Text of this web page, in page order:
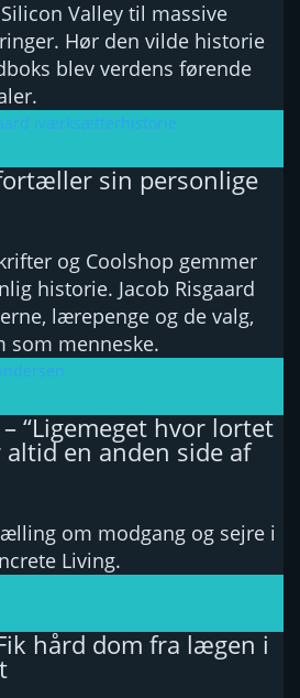
Valley til massive
Hør den vilde historie
blev verdens førende
sin personlige
og Coolshop gemmer
historie. Jacob Risgaard
lærepenge og de valg,
som menneske.
“Ligemeget hvor lortet
altid en anden side af
om modgang og sejre i
Living.
hård dom fra lægen i